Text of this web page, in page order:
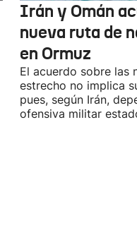
Irán y Omán
nueva ruta de
en Ormuz
El acuerdo sobre las
estrecho no implica
pues, según Irán,
ofensiva militar